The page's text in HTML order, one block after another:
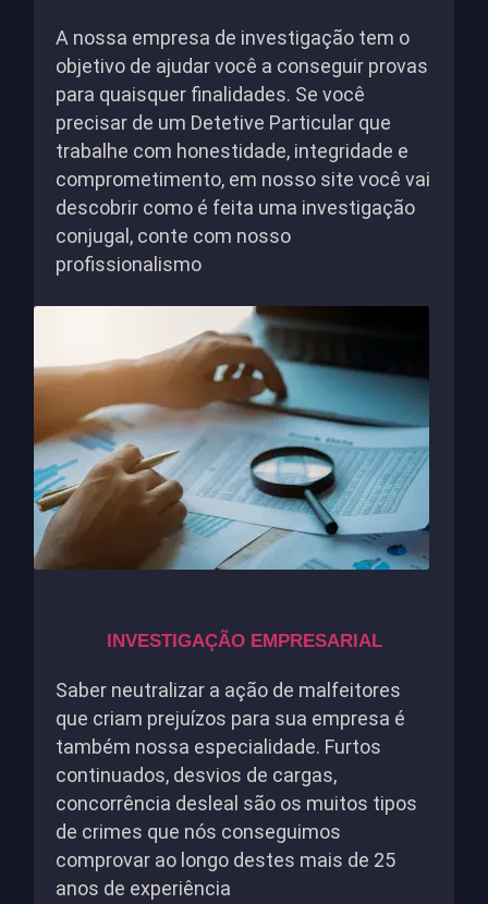
A nossa empresa de investigação tem o
objetivo de ajudar você a conseguir provas
para quaisquer finalidades. Se você
precisar de um Detetive Particular que
trabalhe com honestidade, integridade e
comprometimento, em nosso site você vai
descobrir como é feita uma investigação
conjugal, conte com nosso
profissionalismo
INVESTIGAÇÃO EMPRESARIAL
Saber neutralizar a ação de malfeitores
que criam prejuízos para sua empresa é
também nossa especialidade. Furtos
continuados, desvios de cargas,
concorrência desleal são os muitos tipos
de crimes que nós conseguimos
comprovar ao longo destes mais de 25
anos de experiência